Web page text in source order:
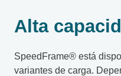
Alta
SpeedFrame® está
variantes de carga.